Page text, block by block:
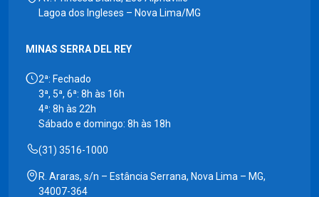
Lagoa dos Ingleses – Nova Lima/MG
MINAS SERRA DEL REY
2ª: Fechado
3ª, 5ª, 6ª: 8h às 16h
4ª: 8h às 22h
Sábado e domingo: 8h às 18h
(31) 3516-1000
R. Araras, s/n – Estância Serrana, Nova Lima – MG,
34007-364